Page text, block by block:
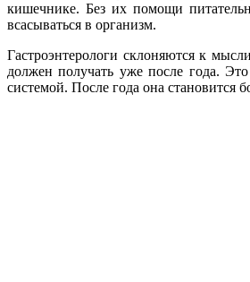
кишечнике. Без их помощи
всасываться в организм.
Гастроэнтерологи склоняются к
должен получать уже после года.
системой. После года она становится